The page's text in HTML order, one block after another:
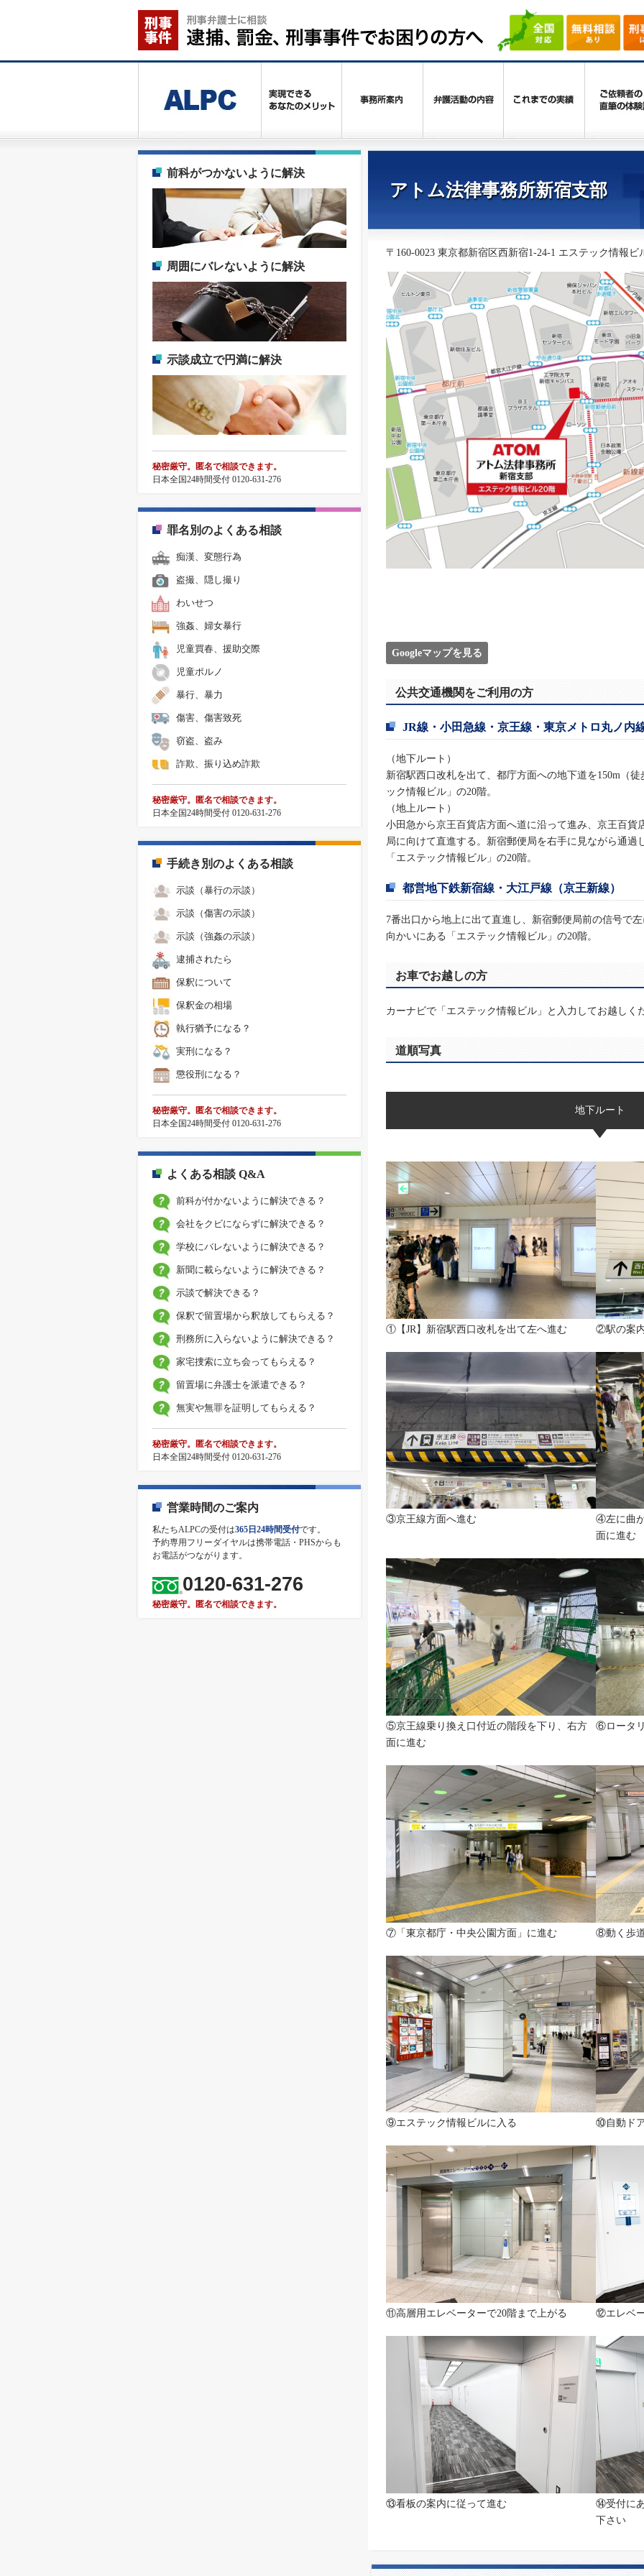
前科がつかないように解決
周囲にバレないように解決
示談成立で円満に解決
秘密厳守。匿名で相談できます。
日本全国24時間受付 0120-631-276
罪名別のよくある相談
痴漢、変態行為
盗撮、隠し撮り
わいせつ
強姦、婦女暴行
児童買春、援助交際
児童ポルノ
暴行、暴力
傷害、傷害致死
窃盗、盗み
詐欺、振り込め詐欺
秘密厳守。匿名で相談できます。
日本全国24時間受付 0120-631-276
手続き別のよくある相談
示談（暴行の示談）
示談（傷害の示談）
示談（強姦の示談）
逮捕されたら
保釈について
保釈金の相場
執行猶予になる？
実刑になる？
懲役刑になる？
秘密厳守。匿名で相談できます。
日本全国24時間受付 0120-631-276
よくある相談 Q&A
前科が付かないように解決できる？
会社をクビにならずに解決できる？
学校にバレないように解決できる？
新聞に載らないように解決できる？
示談で解決できる？
保釈で留置場から釈放してもらえる？
刑務所に入らないように解決できる？
家宅捜索に立ち会ってもらえる？
留置場に弁護士を派遣できる？
無実や無罪を証明してもらえる？
秘密厳守。匿名で相談できます。
日本全国24時間受付 0120-631-276
営業時間のご案内
私たちALPCの受付は365日24時間受付です。
予約専用フリーダイヤルは携帯電話・PHSからも
お電話がつながります。
0120-631-276
秘密厳守。匿名で相談できます。
アトム法律事務所新宿支部
〒160-0023 東京都新宿区西新宿1-24-1 エステック情報ビ
Googleマップを見る
公共交通機関をご利用の方
JR線・小田急線・京王線・東京メトロ丸ノ内
（地下ルート）
新宿駅西口改札を出て、都庁方面への地下道を150m（
ック情報ビル」の20階。
（地上ルート）
小田急から京王百貨店方面へ道に沿って進み、京王百貨
局に向けて直進する。新宿郵便局を右手に見ながら通過
「エステック情報ビル」の20階。
都営地下鉄新宿線・大江戸線（京王新線）
7番出口から地上に出て直進し、新宿郵便局前の信号で
向かいにある「エステック情報ビル」の20階。
お車でお越しの方
カーナビで「エステック情報ビル」と入力してお越しく
道順写真
地下ルート
①【JR】新宿駅西口改札を出て左へ進む ②駅の案
③京王線方面へ進む
④左に曲
面に進む
⑤京王線乗り換え口付近の階段を下り、右方
面に進む
⑥ロータ
⑦「東京都庁・中央公園方面」に進む ⑧動く歩
⑨エステック情報ビルに入る ⑩自動ド
⑪高層用エレベーターで20階まで上がる ⑫エレベ
⑬看板の案内に従って進む
⑭受付に
下さい